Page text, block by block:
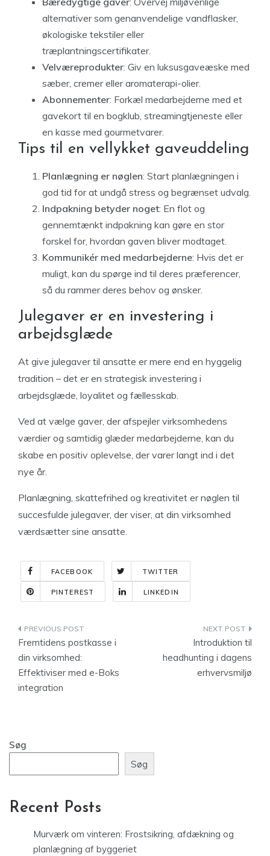
alternativer som genanvendelige vandflasker,
økologiske tekstiler eller
træplantningscertifikater.
Velværeprodukter: Giv en luksusgaveæske med
sæber, cremer eller aromaterapi-olier.
Abonnementer: Forkæl medarbejderne med et
gavekort til en bogklub, streamingtjeneste eller
en kasse med gourmetvarer.
Tips til en vellykket gaveuddeling
Planlægning er nøglen: Start planlægningen i
god tid for at undgå stress og begrænset udvalg.
Indpakning betyder noget: En flot og
gennemtænkt indpakning kan gøre en stor
forskel for, hvordan gaven bliver modtaget.
Kommunikér med medarbejderne: Hvis det er
muligt, kan du spørge ind til deres præferencer,
så du rammer deres behov og ønsker.
Julegaver er en investering i
arbejdsglæde
At give julegaver til ansatte er mere end en hyggelig
tradition – det er en strategisk investering i
arbejdsglæde, loyalitet og fællesskab.
Ved at vælge gaver, der afspejler virksomhedens
værdier og samtidig glæder medarbejderne, kan du
skabe en positiv oplevelse, der varer langt ind i det
nye år.
Planlægning, skattefrihed og kreativitet er nøglen til
succesfulde julegaver, der viser, at din virksomhed
værdsætter sine ansatte.
FACEBOOK TWITTER
PINTEREST LINKEDIN
Indlægsnavigation
Fremtidens postkasse i
din virksomhed:
Effektiviser med e-Boks
integration
Introduktion til
headhunting i dagens
erhvervsmiljø
Søg
Søg
Recent Posts
Murværk om vinteren: Frostsikring, afdækning og
planlægning af byggeriet